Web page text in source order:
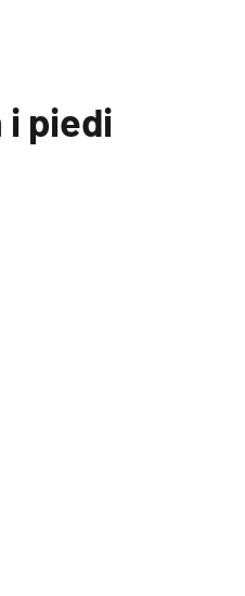
i piedi